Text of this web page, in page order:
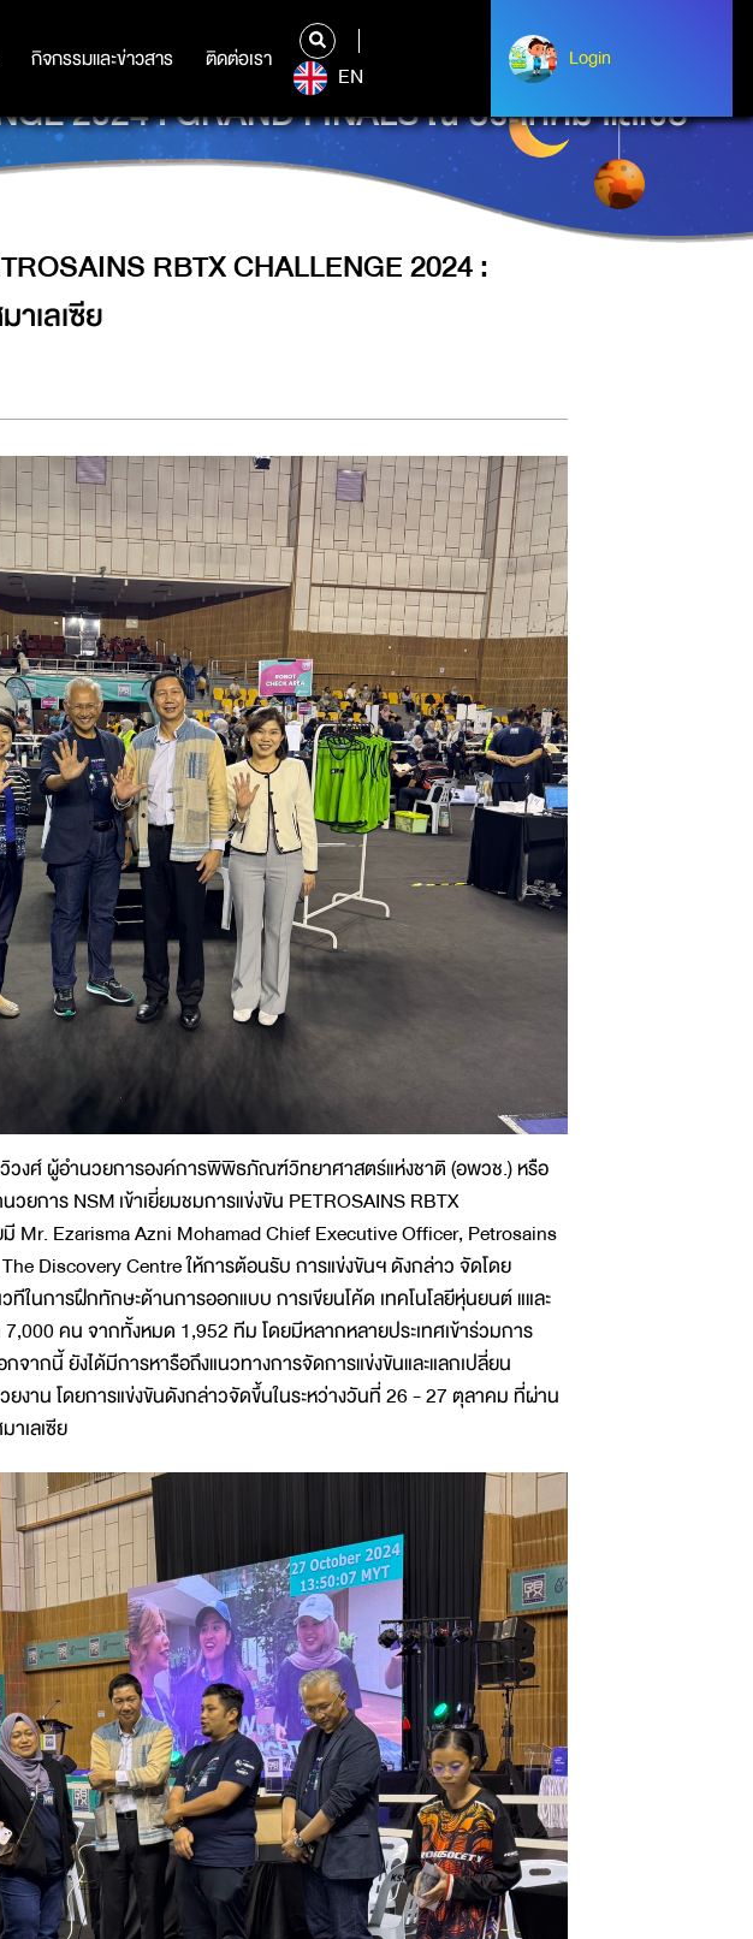
กิจกรรมและข่าวสาร ติดต่อเรา
กิจกรรมและข่าวสาร ติดต่อเรา
EN
Login
Login
2024 : GRAND FINALS ณ ประเทศมาเลเซีย
RBTX CHALLENGE 2024 :
เลเซีย
วงศ์ ผู้อำนวยการองค์การพิพิธภัณฑ์วิทยาศาสตร์แห่งชาติ (อพวช.) หรือ
การ NSM เข้าเยี่ยมชมการแข่งขัน PETROSAINS RBTX
Mr. Ezarisma Azni Mohamad Chief Executive Officer, Petrosains
Discovery Centre ให้การต้อนรับ การแข่งขันฯ ดังกล่าว จัดโดย
ทีในการฝึกทักษะด้านการออกแบบ การเขียนโค้ด เทคโนโลยีหุ่นยนต์ แและ
คน จากทั้งหมด 1,952 ทีม โดยมีหลากหลายประเทศเข้าร่วมการ
กจากนี้ ยังได้มีการหารือถึงแนวทางการจัดการแข่งขันและแลกเปลี่ยน
งาน โดยการแข่งขันดังกล่าวจัดขึ้นในระหว่างวันที่ 26 - 27 ตุลาคม ที่ผ่าน
เลเซีย